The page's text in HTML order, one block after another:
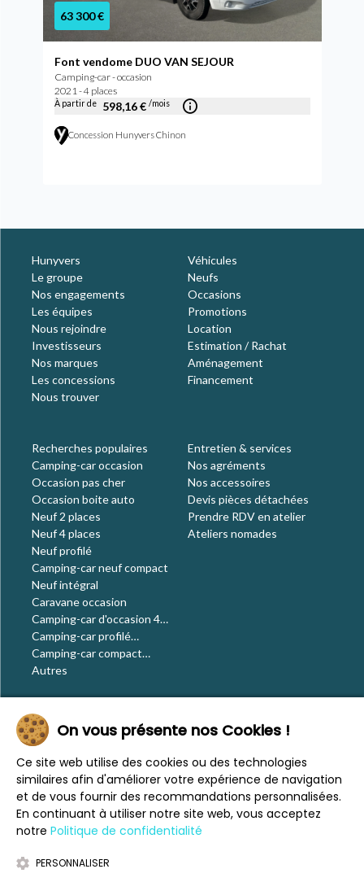
63 300 €
Font vendome DUO VAN SEJOUR
Camping-car - occasion
2021 - 4 places
À partir de 598,16 € /mois
Concession Hunyvers Chinon
Hunyvers
Le groupe
Nos engagements
Les équipes
Nous rejoindre
Investisseurs
Nos marques
Les concessions
Nous trouver
Véhicules
Neufs
Occasions
Promotions
Location
Estimation / Rachat
Aménagement
Financement
Recherches populaires
Camping-car occasion
Occasion pas cher
Occasion boite auto
Neuf 2 places
Neuf 4 places
Neuf profilé
Camping-car neuf compact
Neuf intégral
Caravane occasion
Camping-car d'occasion 4
places
Camping-car profilé
occasion
Camping-car compact
occasion
Autres
Entretien & services
Nos agréments
Nos accessoires
Devis pièces détachées
Prendre RDV en atelier
Ateliers nomades
Le blog
Actualités
Évènements
Nos conseils
Vos voyages
CaraMaps
Espace presse
Mentions légales
On vous présente nos Cookies !
Ce site web utilise des cookies ou des technologies
similaires afin d'améliorer votre expérience de navigation
et de vous fournir des recommandations personnalisées.
En continuant à utiliser notre site web, vous acceptez
notre Politique de confidentialité
PERSONNALISER